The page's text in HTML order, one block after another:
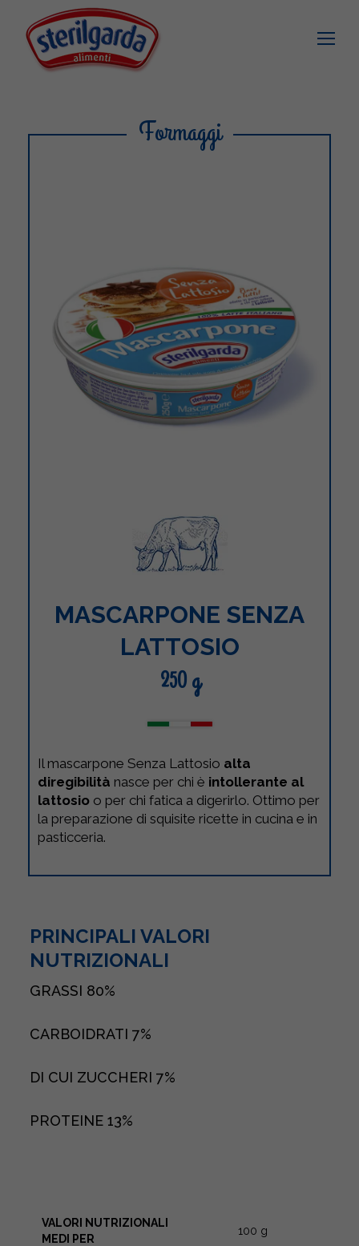
Formaggi
MASCARPONE SENZA
LATTOSIO
250 g
Il mascarpone Senza Lattosio alta
diregibilità nasce per chi è intollerante al
lattosio o per chi fatica a digerirlo. Ottimo per
la preparazione di squisite ricette in cucina e in
pasticceria.
PRINCIPALI VALORI
NUTRIZIONALI
GRASSI 80%
CARBOIDRATI 7%
DI CUI ZUCCHERI 7%
PROTEINE 13%
VALORI NUTRIZIONALI
MEDI PER
100 g